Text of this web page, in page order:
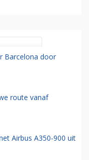
Barcelona door
route vanaf
Airbus A350-900 uit